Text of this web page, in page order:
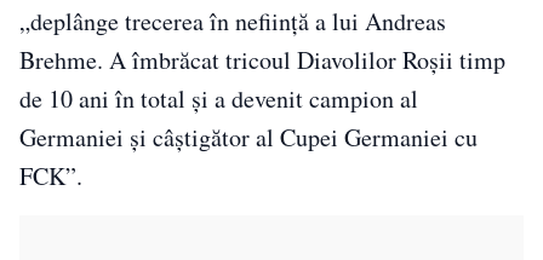
„deplânge trecerea în neființă a lui Andreas
Brehme. A îmbrăcat tricoul Diavolilor Roșii timp
de 10 ani în total și a devenit campion al
Germaniei și câștigător al Cupei Germaniei cu
FCK”.